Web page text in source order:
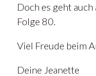
Doch es geht
Folge 80.
Viel Freude beim
Deine Jeanette